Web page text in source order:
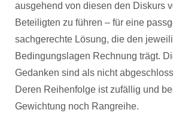
ausgehend von diesen den Diskurs
Beteiligten zu führen – für eine
sachgerechte Lösung, die den
Bedingungslagen Rechnung trägt.
Gedanken sind als nicht
Deren Reihenfolge ist zufällig und
Gewichtung noch Rangreihe.